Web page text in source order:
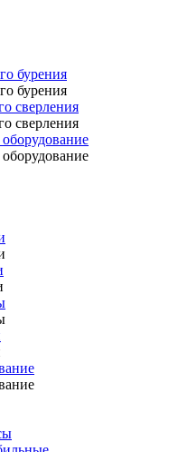
бурения
бурения
сверления
сверления